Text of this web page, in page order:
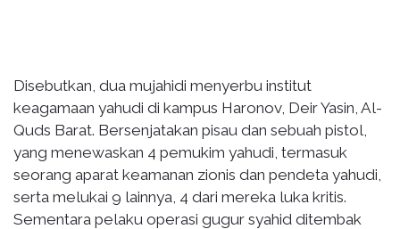
Disebutkan, dua mujahidi menyerbu institut
keagamaan yahudi di kampus Haronov, Deir Yasin, Al-
Quds Barat. Bersenjatakan pisau dan sebuah pistol,
yang menewaskan 4 pemukim yahudi, termasuk
seorang aparat keamanan zionis dan pendeta yahudi,
serta melukai 9 lainnya, 4 dari mereka luka kritis.
Sementara pelaku operasi gugur syahid ditembak